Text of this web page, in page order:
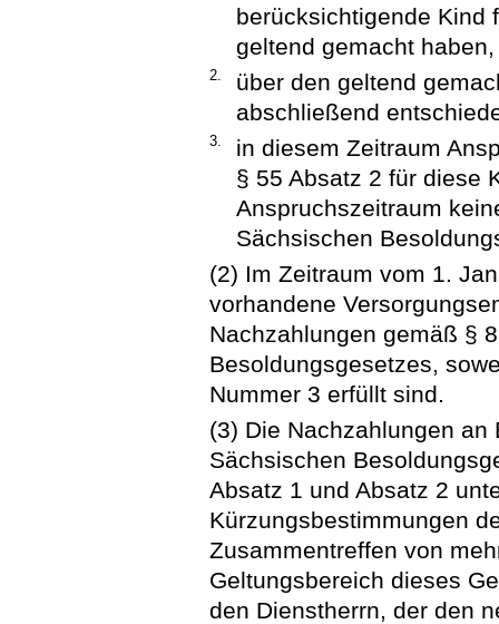
berücksichtigende Kind
geltend gemacht haben,
2.
über den geltend
abschließend
3.
in diesem Zeitraum
§ 55 Absatz 2 für diese
Anspruchszeitraum
Sächsischen
(2) Im Zeitraum vom 1.
vorhandene
Nachzahlungen gemäß §
Besoldungsgesetzes,
Nummer 3 erfüllt sind.
(3) Die Nachzahlungen
Sächsischen
Absatz 1 und Absatz 2
Kürzungsbestimmungen
Zusammentreffen von
Geltungsbereich dieses
den Dienstherrn, der den